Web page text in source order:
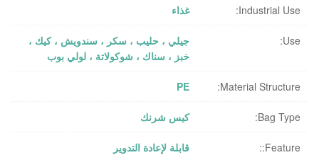
Industrial Use: غذاء
Use:
جيلي ، حليب ، سكر ، سندويش ، كيك ،
خبز ، سناك ، شوكولاتة ، لولي بوب
Material Structure:
PE
Bag Type: كيس شرنك
Feature:: قابلة لإعادة التدوير